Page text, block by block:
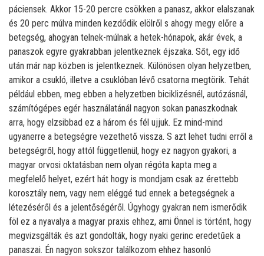
páciensek. Akkor 15-20 percre csökken a panasz, akkor elalszanak
és 20 perc múlva minden kezdődik elölről s ahogy megy előre a
betegség, ahogyan telnek-múlnak a hetek-hónapok, akár évek, a
panaszok egyre gyakrabban jelentkeznek éjszaka. Sőt, egy idő
után már nap közben is jelentkeznek. Különösen olyan helyzetben,
amikor a csukló, illetve a csuklóban lévő csatorna megtörik. Tehát
például ebben, meg ebben a helyzetben biciklizésnél, autózásnál,
számítógépes egér használatánál nagyon sokan panaszkodnak
arra, hogy elzsibbad ez a három és fél ujjuk. Ez mind-mind
ugyanerre a betegségre vezethető vissza. S azt lehet tudni erről a
betegségről, hogy attól függetlenül, hogy ez nagyon gyakori, a
magyar orvosi oktatásban nem olyan régóta kapta meg a
megfelelő helyet, ezért hát hogy is mondjam csak az érettebb
korosztály nem, vagy nem eléggé tud ennek a betegségnek a
létezéséről és a jelentőségéről. Úgyhogy gyakran nem ismerődik
föl ez a nyavalya a magyar praxis ehhez, ami Önnel is történt, hogy
megvizsgálták és azt gondolták, hogy nyaki gerinc eredetűek a
panaszai. Én nagyon sokszor találkozom ehhez hasonló